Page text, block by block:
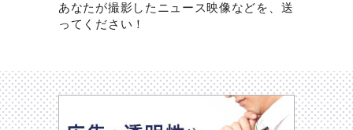
あなたが撮影したニュース映像などを、送
ってください！